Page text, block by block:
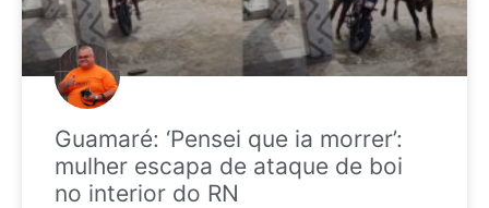
Guamaré: ‘Pensei que ia morrer’:
mulher escapa de ataque de boi
no interior do RN